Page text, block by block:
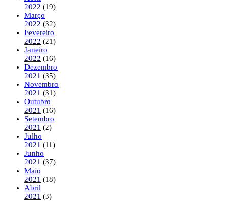
2022 (19)
Março
2022 (32)
Fevereiro
2022 (21)
Janeiro
2022 (16)
Dezembro
2021 (35)
Novembro
2021 (31)
Outubro
2021 (16)
Setembro
2021 (2)
Julho
2021 (11)
Junho
2021 (37)
Maio
2021 (18)
Abril
2021 (3)